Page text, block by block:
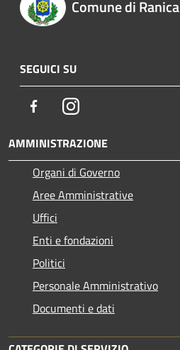
Comune di Ranica
SEGUICI SU
FacebookInstagram
AMMINISTRAZIONE
Organi di Governo
Aree Amministrative
Uffici
Enti e fondazioni
Politici
Personale Amministrativo
Documenti e dati